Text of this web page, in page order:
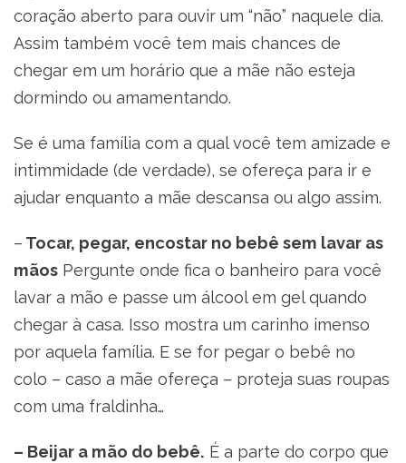
coração aberto para ouvir um “não” naquele dia.
Assim também você tem mais chances de
chegar em um horário que a mãe não esteja
dormindo ou amamentando.
Se é uma família com a qual você tem amizade e
intimmidade (de verdade), se ofereça para ir e
ajudar enquanto a mãe descansa ou algo assim.
– Tocar, pegar, encostar no bebê sem lavar as
mãos Pergunte onde fica o banheiro para você
lavar a mão e passe um álcool em gel quando
chegar à casa. Isso mostra um carinho imenso
por aquela família. E se for pegar o bebê no
colo – caso a mãe ofereça – proteja suas roupas
com uma fraldinha…
– Beijar a mão do bebê. É a parte do corpo que